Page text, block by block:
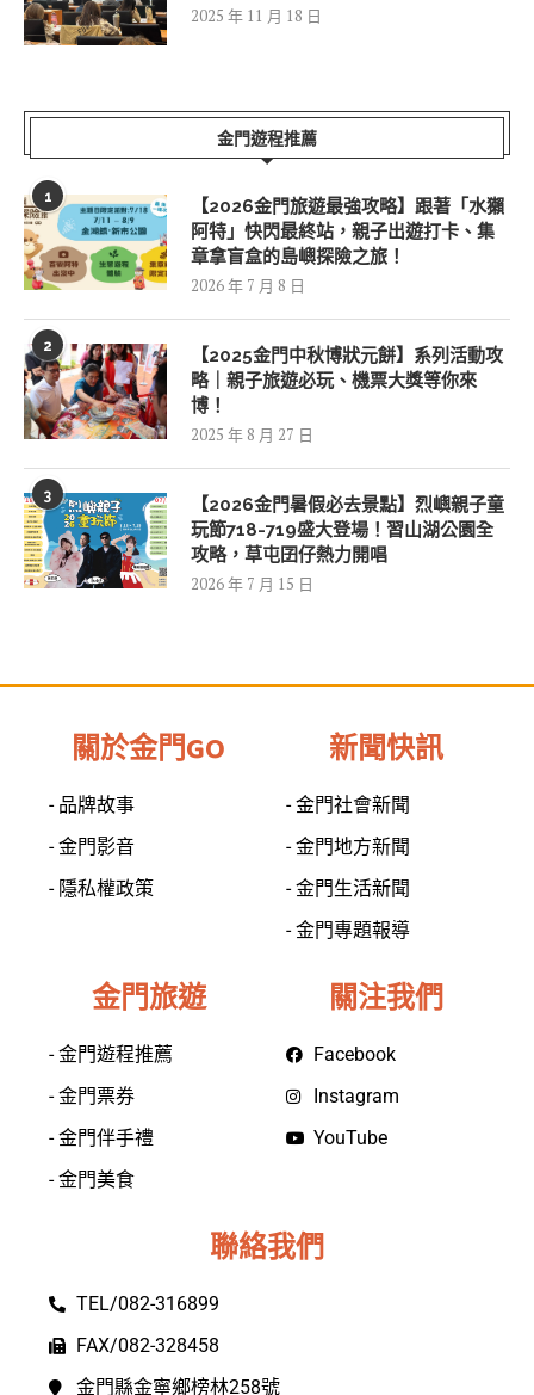
2025 年 11 月 18 日
金門遊程推薦
1
【2026金門旅遊最強攻略】跟著「水獺
阿特」快閃最終站，親子出遊打卡、集
章拿盲盒的島嶼探險之旅！
2026 年 7 月 8 日
2
【2025金門中秋博狀元餅】系列活動攻
略｜親子旅遊必玩、機票大獎等你來
博！
2025 年 8 月 27 日
3
【2026金門暑假必去景點】烈嶼親子童
玩節718-719盛大登場！習山湖公園全
攻略，草屯囝仔熱力開唱
2026 年 7 月 15 日
關於金門GO
- 品牌故事
- 金門影音
- 隱私權政策
新聞快訊
- 金門社會新聞
- 金門地方新聞
- 金門生活新聞
- 金門專題報導
金門旅遊
- 金門遊程推薦
- 金門票券
- 金門伴手禮
- 金門美食
關注我們
Facebook
Instagram
YouTube
聯絡我們
TEL/082-316899
FAX/082-328458
金門縣金寧鄉榜林258號